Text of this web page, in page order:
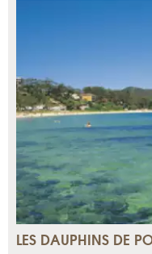
LES DAUPHINS DE